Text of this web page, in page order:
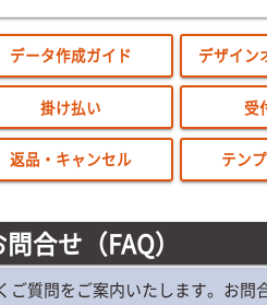
データ作成ガイド デザイン
掛け払い 受
返品・キャンセル テン
合せ（FAQ）
質問をご案内いたします。お問